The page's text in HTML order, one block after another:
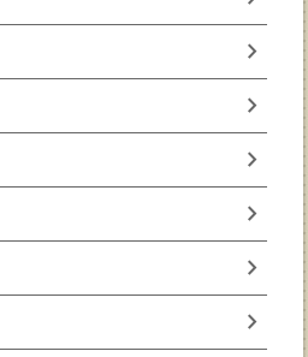
chevron_right
chevron_right
chevron_right
chevron_right
chevron_right
chevron_right